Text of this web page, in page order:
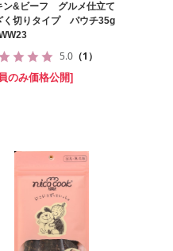
ン&ビーフ グルメ仕立て
く切りタイプ パウチ35g
5.0 （1）
のみ価格公開]